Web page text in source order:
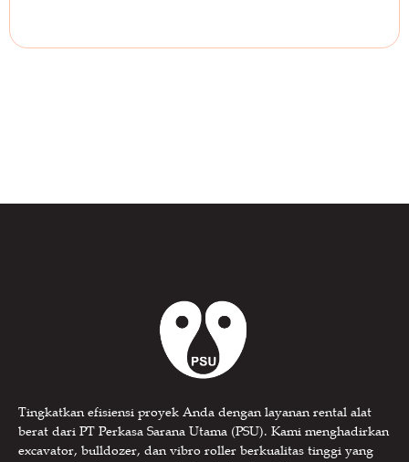
Tingkatkan efisiensi proyek Anda dengan layanan rental alat
berat dari PT Perkasa Sarana Utama (PSU). Kami menghadirkan
excavator, bulldozer, dan vibro roller berkualitas tinggi yang